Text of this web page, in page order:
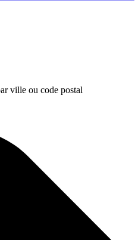
ville ou code postal